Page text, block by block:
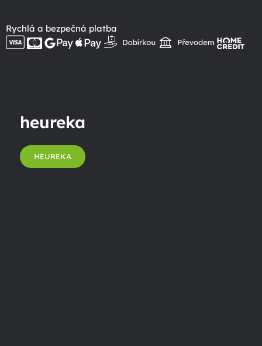
Rychlá a bezpečná platba
heureka
HEUREKA